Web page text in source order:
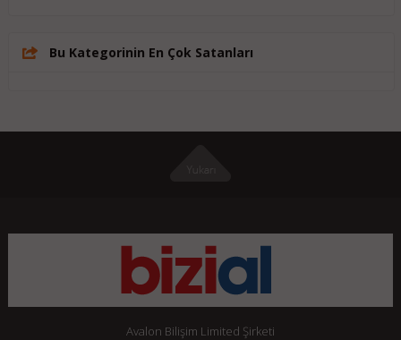
Bu Kategorinin En Çok Satanları
Avalon Bilişim Limited Şirketi